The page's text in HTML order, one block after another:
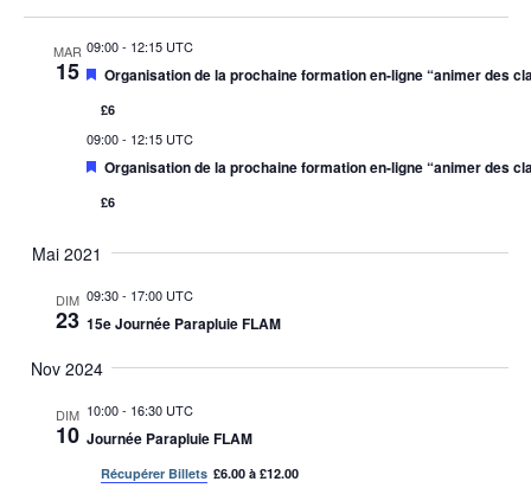
MAR
15
09:00- 12:15 UTC
Mis
avant
Organisation de la prochaine formation en-ligne “animer des
£6
09:00- 12:15 UTC
Mis
avant
Organisation de la prochaine formation en-ligne “animer des
£6
Mai 2021
DIM
23
09:30- 17:00 UTC
15e Journée Parapluie FLAM
Nov 2024
DIM
10
10:00- 16:30 UTC
Journée Parapluie FLAM
Récupérer Billets £6.00 à £12.00